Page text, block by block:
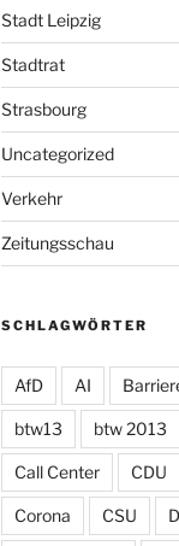
Stadt Leipzig
Stadtrat
Strasbourg
Uncategorized
Verkehr
Zeitungsschau
SCHLAGWÖRTER
AfD AI
btw13 btw 2013
Call Center CDU
Corona CSU